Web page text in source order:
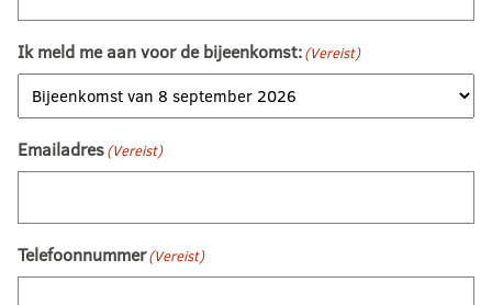
Ik meld me aan voor de bijeenkomst:(Vereist)
Emailadres(Vereist)
Telefoonnummer(Vereist)